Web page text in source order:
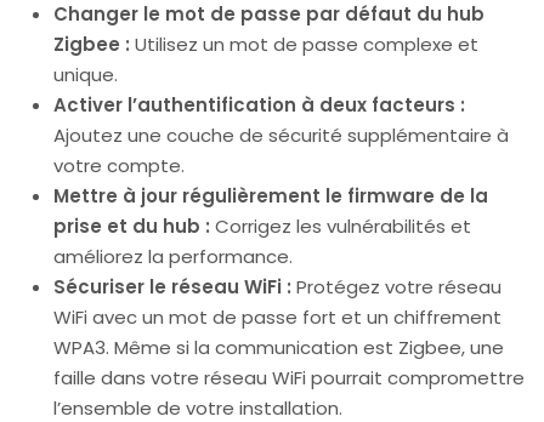
Changer le mot de passe par défaut du hub
Zigbee : Utilisez un mot de passe complexe et
unique.
Activer l’authentification à deux facteurs :
Ajoutez une couche de sécurité supplémentaire à
votre compte.
Mettre à jour régulièrement le firmware de la
prise et du hub : Corrigez les vulnérabilités et
améliorez la performance.
Sécuriser le réseau WiFi : Protégez votre réseau
WiFi avec un mot de passe fort et un chiffrement
WPA3. Même si la communication est Zigbee, une
faille dans votre réseau WiFi pourrait compromettre
l’ensemble de votre installation.